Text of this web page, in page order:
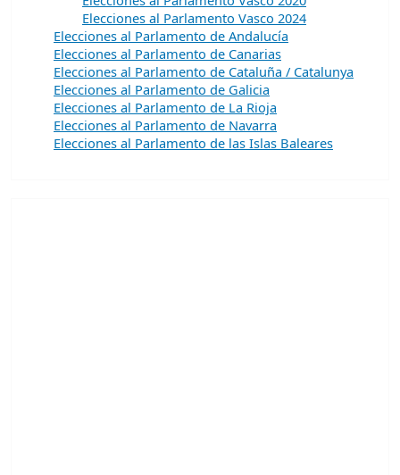
Elecciones al Parlamento Vasco 2024
Elecciones al Parlamento de Andalucía
Elecciones al Parlamento de Canarias
Elecciones al Parlamento de Cataluña / Catalunya
Elecciones al Parlamento de Galicia
Elecciones al Parlamento de La Rioja
Elecciones al Parlamento de Navarra
Elecciones al Parlamento de las Islas Baleares